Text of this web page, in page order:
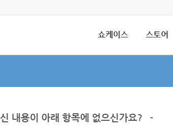
쇼케이스 스토어
내용이 아래 항목에 없으신가요? -